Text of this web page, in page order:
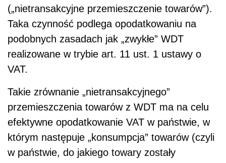
(„nietransakcyjne przemieszczenie towarów”).
Taka czynność podlega opodatkowaniu na
podobnych zasadach jak „zwykłe” WDT
realizowane w trybie art. 11 ust. 1 ustawy o
VAT.
Takie zrównanie „nietransakcyjnego”
przemieszczenia towarów z WDT ma na celu
efektywne opodatkowanie VAT w państwie, w
którym następuje „konsumpcja” towarów (czyli
w państwie, do jakiego towary zostały